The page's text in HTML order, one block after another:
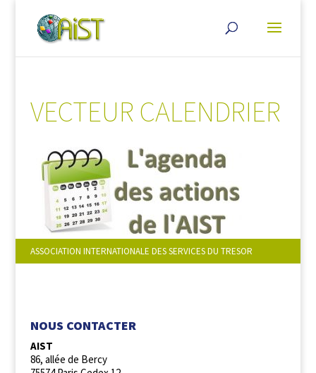
VECTEUR CALENDRIER
ASSOCIATION INTERNATIONALE DES SERVICES DU TRESOR
NOUS CONTACTER
AIST
86, allée de Bercy